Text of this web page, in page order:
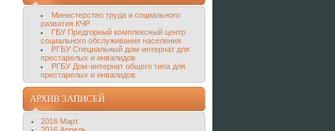
Министерство труда и социального
развития КЧР
ГБУ Предгорный комплексный центр
социального обслуживания населения
РГБУ Специальный дом-интернат для
престарелых и инвалидов
РГБУ Дом-интернат общего типа для
престарелых и инвалидов
АРХИВ ЗАПИСЕЙ
2016 Март